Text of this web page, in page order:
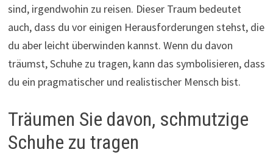
sind, irgendwohin zu reisen. Dieser Traum bedeutet
auch, dass du vor einigen Herausforderungen stehst, die
du aber leicht überwinden kannst. Wenn du davon
träumst, Schuhe zu tragen, kann das symbolisieren, dass
du ein pragmatischer und realistischer Mensch bist.
Träumen Sie davon, schmutzige
Schuhe zu tragen